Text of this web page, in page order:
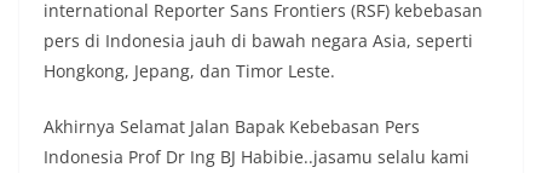
international Reporter Sans Frontiers (RSF) kebebasan
pers di Indonesia jauh di bawah negara Asia, seperti
Hongkong, Jepang, dan Timor Leste.
Akhirnya Selamat Jalan Bapak Kebebasan Pers
Indonesia Prof Dr Ing BJ Habibie..jasamu selalu kami